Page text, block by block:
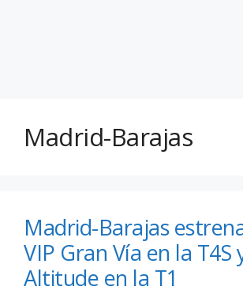
Madrid-Barajas
Madrid-Barajas
VIP Gran Vía en la T4S
Altitude en la T1